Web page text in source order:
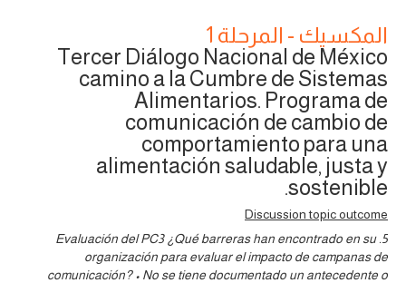
المكسيك - المرحلة 1
Tercer Diálogo Nacional de México
camino a la Cumbre de Sistemas
Alimentarios. Programa de
comunicación de cambio de
comportamiento para una
alimentación saludable, justa y
sostenible.
Discussion topic outcome
5. Evaluación del PC3 ¿Qué barreras han encontrado en su
organización para evaluar el impacto de campanas de
comunicación? • No se tiene documentado un antecedente o